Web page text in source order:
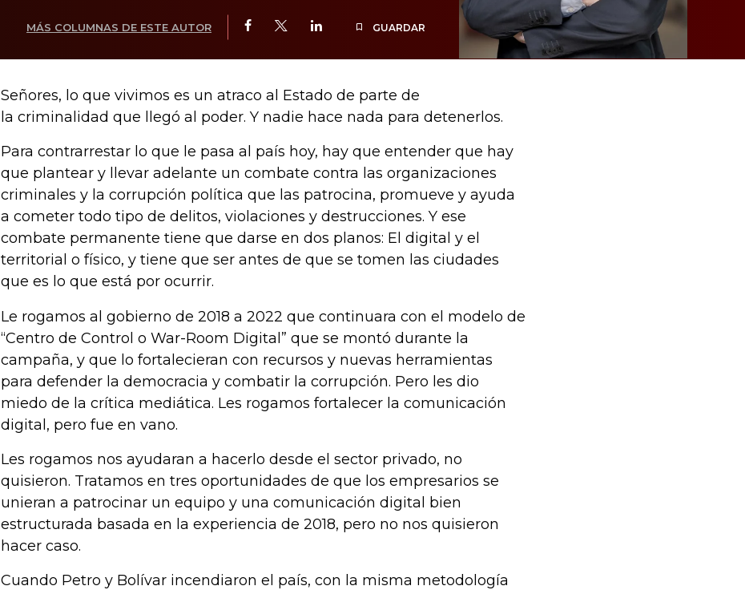
MÁS COLUMNAS DE ESTE AUTOR GUARDAR
Señores, lo que vivimos es un atraco al Estado de parte de
la criminalidad que llegó al poder. Y nadie hace nada para detenerlos.
Para contrarrestar lo que le pasa al país hoy, hay que entender que hay
que plantear y llevar adelante un combate contra las organizaciones
criminales y la corrupción política que las patrocina, promueve y ayuda
a cometer todo tipo de delitos, violaciones y destrucciones. Y ese
combate permanente tiene que darse en dos planos: El digital y el
territorial o físico, y tiene que ser antes de que se tomen las ciudades
que es lo que está por ocurrir.
Le rogamos al gobierno de 2018 a 2022 que continuara con el modelo de
“Centro de Control o War-Room Digital” que se montó durante la
campaña, y que lo fortalecieran con recursos y nuevas herramientas
para defender la democracia y combatir la corrupción. Pero les dio
miedo de la crítica mediática. Les rogamos fortalecer la comunicación
digital, pero fue en vano.
Les rogamos nos ayudaran a hacerlo desde el sector privado, no
quisieron. Tratamos en tres oportunidades de que los empresarios se
unieran a patrocinar un equipo y una comunicación digital bien
estructurada basada en la experiencia de 2018, pero no nos quisieron
hacer caso.
Cuando Petro y Bolívar incendiaron el país, con la misma metodología